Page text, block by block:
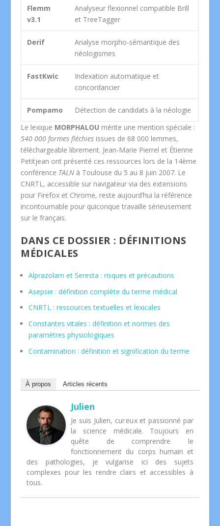
Flemm
v3.1
Analyseur flexionnel compatible Brill
et TreeTagger
Derif
Analyse morpho-sémantique des
néologismes
FastKwic
Indexation automatique et
concordancier
Pompamo
Détection de candidats à la néologie
Le lexique MORPHALOU mérite une mention spéciale :
540 000 formes fléchies issues de 68 000 lemmes,
téléchargeable librement. Jean-Marie Pierrel et Étienne
Petitjean ont présenté ces ressources lors de la 14ème
conférence TALN à Toulouse du 5 au 8 juin 2007. Le
CNRTL, accessible sur navigateur via des extensions
pour Firefox et Chrome, reste aujourd’hui la référence
incontournable pour quiconque travaille sérieusement
sur le français.
DANS CE DOSSIER : DÉFINITIONS
MÉDICALES
Alprazolam et Seresta : risques et précautions
Asepsie : définition complète du terme médical
CNRTL : ressources textuelles et lexicales
Constantes vitales : définition et normes des
paramètres physiologiques
Contamination : définition et signification du terme
À propos Articles récents
Julien
Je suis Julien, curieux et passionné par
la science médicale. Toujours en
quête de comprendre le
fonctionnement du corps humain et
des pathologies, je vulgarise ici des sujets
complexes pour les rendre clairs et accessibles à
tous.